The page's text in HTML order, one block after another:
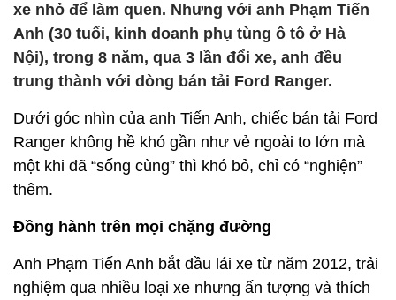
xe nhỏ để làm quen. Nhưng với anh Phạm Tiến
Anh (30 tuổi, kinh doanh phụ tùng ô tô ở Hà
Nội), trong 8 năm, qua 3 lần đổi xe, anh đều
trung thành với dòng bán tải Ford Ranger.
Dưới góc nhìn của anh Tiến Anh, chiếc bán tải Ford
Ranger không hề khó gần như vẻ ngoài to lớn mà
một khi đã “sống cùng” thì khó bỏ, chỉ có “nghiện”
thêm.
Đồng hành trên mọi chặng đường
Anh Phạm Tiến Anh bắt đầu lái xe từ năm 2012, trải
nghiệm qua nhiều loại xe nhưng ấn tượng và thích